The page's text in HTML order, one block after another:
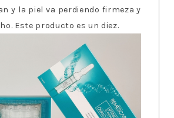
y la piel va perdiendo firmeza y
Este producto es un diez.